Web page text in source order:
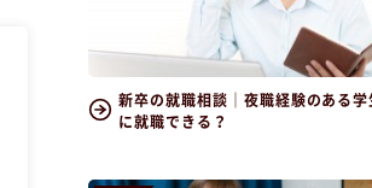
新卒の就職相談｜夜職経験のある学
に就職できる？